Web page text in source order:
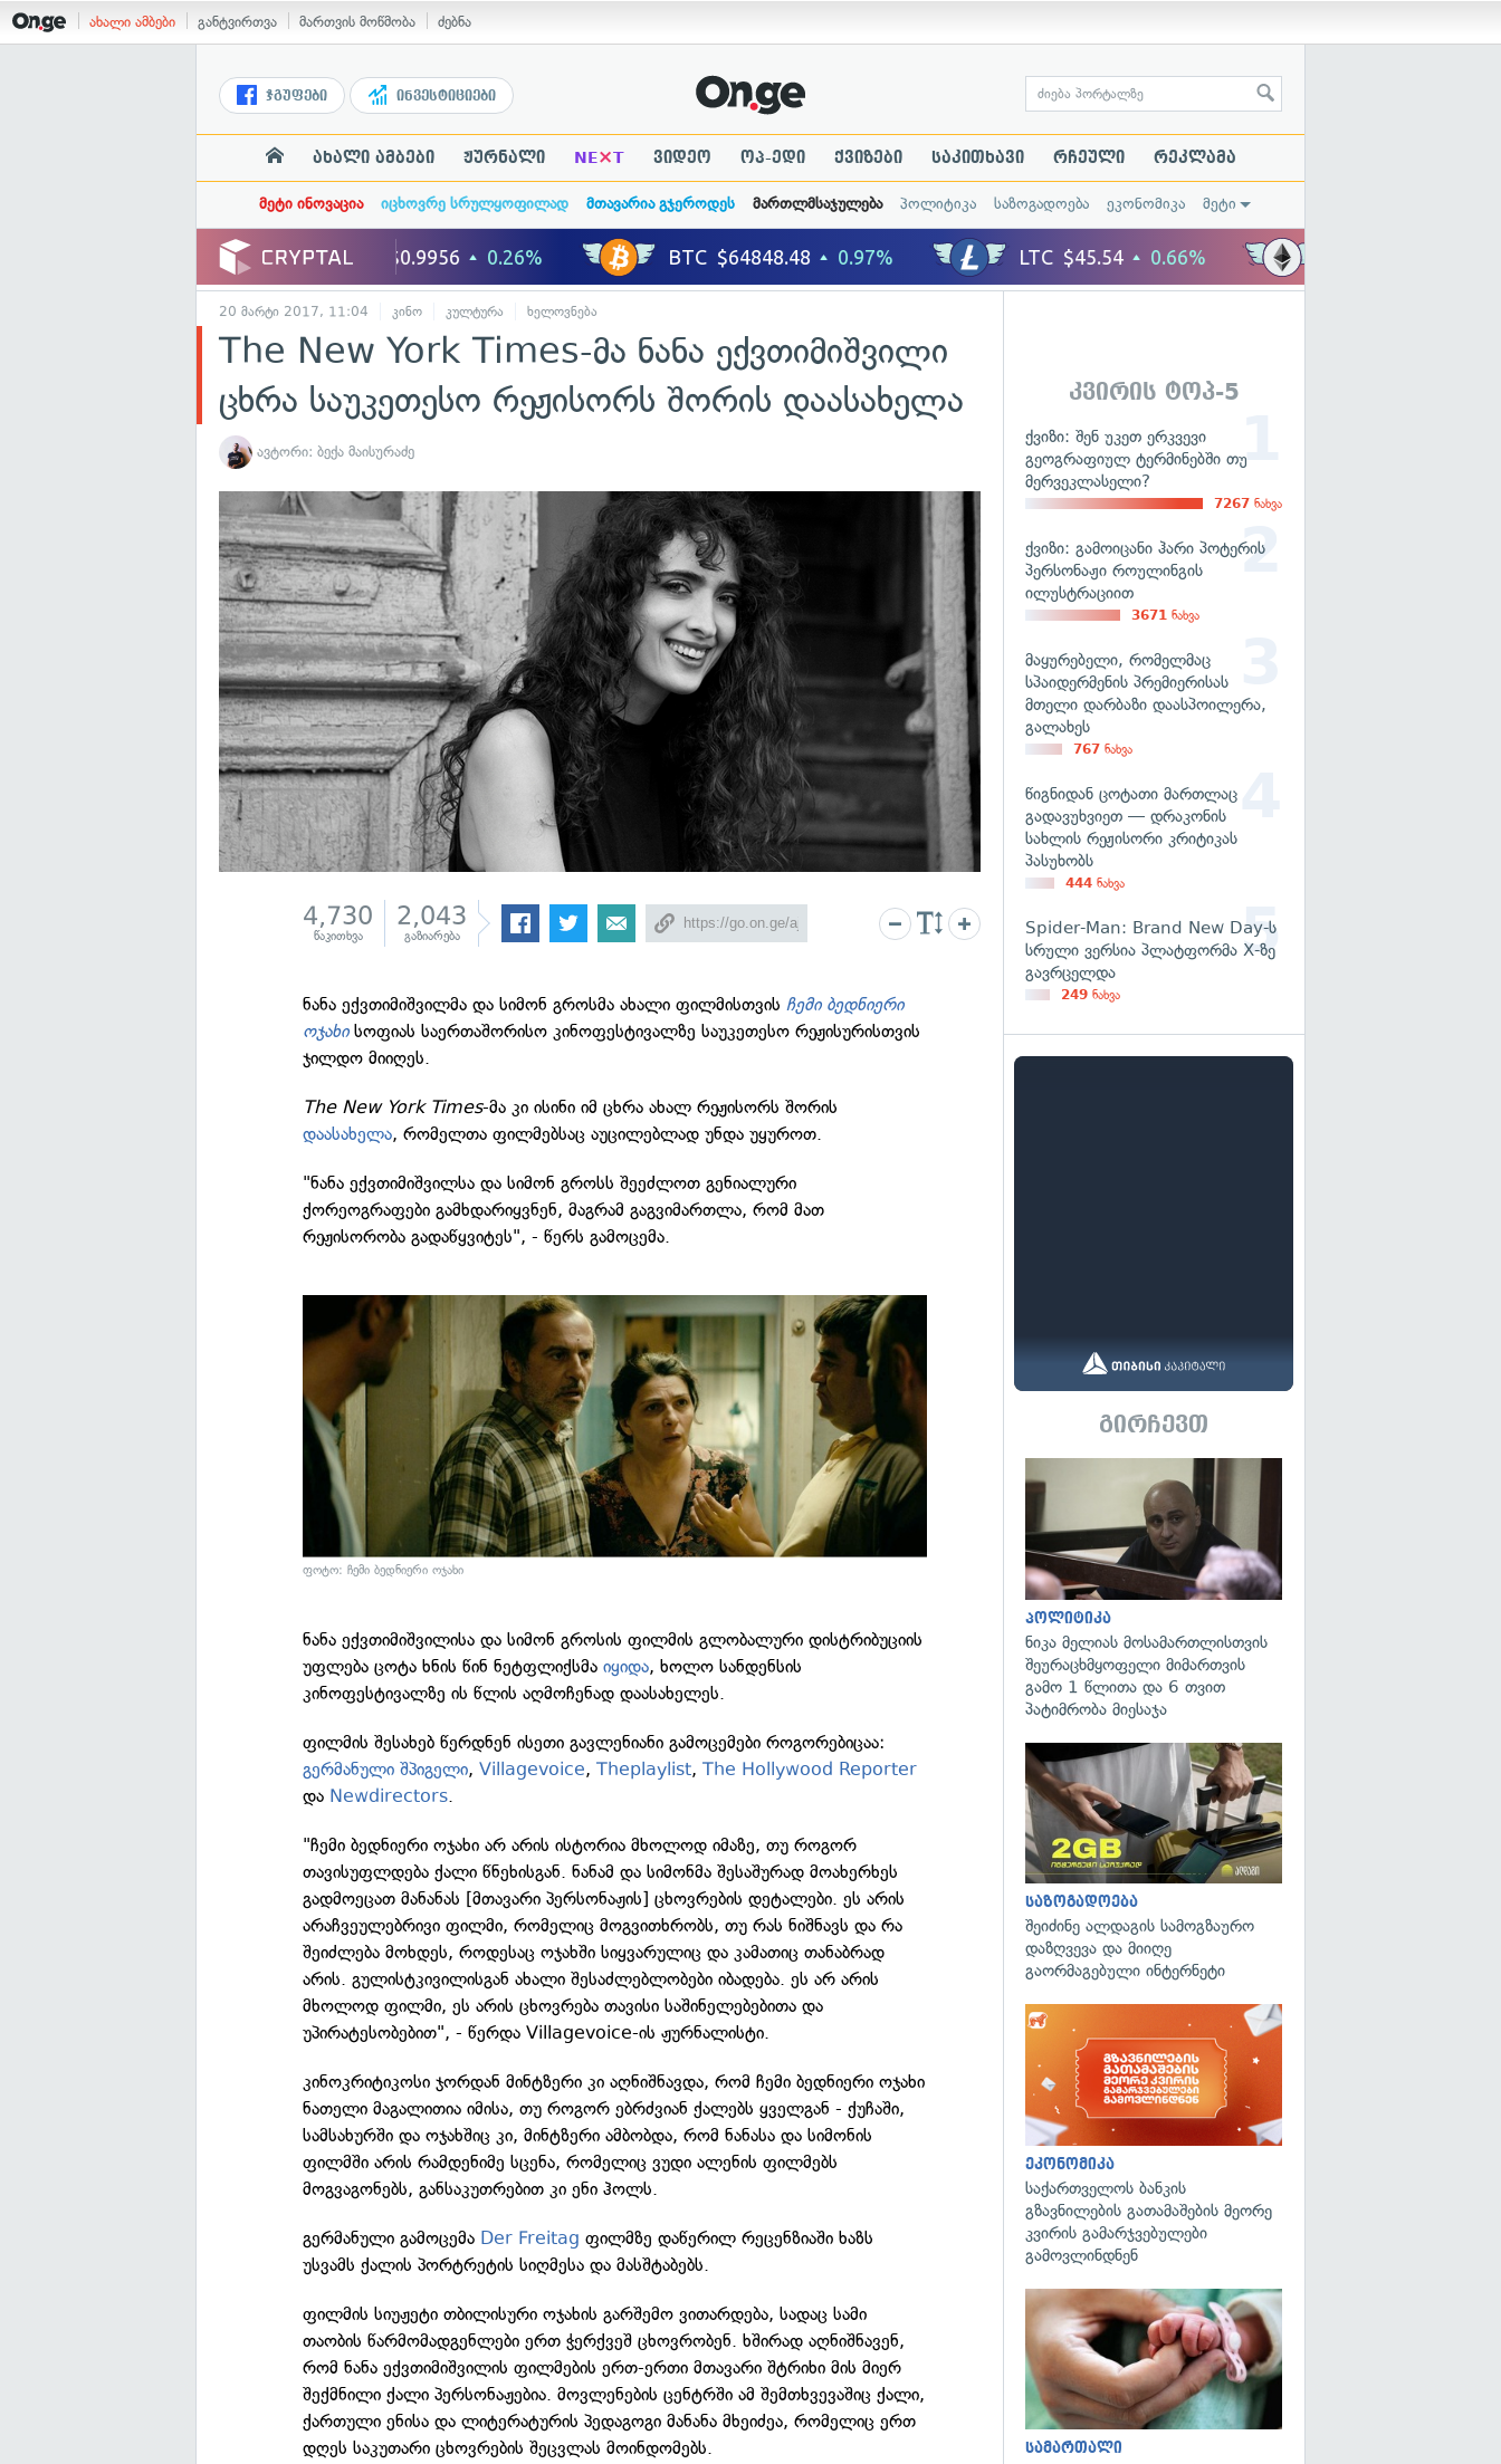
ახალი ამბები განტვირთვა მართვის მოწმობა ძებნა
ჯგუფები ინვესტიციები
ახალი ამბები ჟურნალი NE×T ვიდეო ოპ-ედი ქვიზები საკითხავი რჩეული რეკლამა
მეტი ინოვაცია იცხოვრე სრულყოფილად მთავარია გჯეროდეს მართლმსაჯულება პოლიტიკა საზოგადოება ეკონომიკა მეტი
20 მარტი 2017, 11:04 კინო კულტურა ხელოვნება
The New York Times-მა ნანა ექვთიმიშვილი
ცხრა საუკეთესო რეჟისორს შორის დაასახელა
ავტორი: ბექა მაისურაძე
4,730
წაკითხვა
2,043
გაზიარება
ნანა ექვთიმიშვილმა და სიმონ გროსმა ახალი ფილმისთვისჩემი ბედნიერი
ოჯახი სოფიას საერთაშორისო კინოფესტივალზე საუკეთესო რეჟისურისთვის
ჯილდო მიიღეს.
The New York Times-მა კი ისინი იმ ცხრა ახალ რეჟისორს შორის
დაასახელა, რომელთა ფილმებსაც აუცილებლად უნდა უყუროთ.
"ნანა ექვთიმიშვილსა და სიმონ გროსს შეეძლოთ გენიალური
ქორეოგრაფები გამხდარიყვნენ, მაგრამ გაგვიმართლა, რომ მათ
რეჟისორობა გადაწყვიტეს", - წერს გამოცემა.
ფოტო: ჩემი ბედნიერი ოჯახი
ნანა ექვთიმიშვილისა და სიმონ გროსის ფილმის გლობალური დისტრიბუციის
უფლება ცოტა ხნის წინ ნეტფლიქსმაიყიდა, ხოლო სანდენსის
კინოფესტივალზე ის წლის აღმოჩენად დაასახელეს.
ფილმის შესახებ წერდნენ ისეთი გავლენიანი გამოცემები როგორებიცაა:
გერმანული შპიგელი,Villagevoice,Theplaylist,The Hollywood Reporter
და Newdirectors.
"ჩემი ბედნიერი ოჯახი არ არის ისტორია მხოლოდ იმაზე, თუ როგორ
თავისუფლდება ქალი წნეხისგან. ნანამ და სიმონმა შესაშურად მოახერხეს
გადმოეცათ მანანას [მთავარი პერსონაჟის] ცხოვრების დეტალები. ეს არის
არაჩვეულებრივი ფილმი, რომელიც მოგვითხრობს, თუ რას ნიშნავს და რა
შეიძლება მოხდეს, როდესაც ოჯახში სიყვარულიც და კამათიც თანაბრად
არის. გულისტკივილისგან ახალი შესაძლებლობები იბადება. ეს არ არის
მხოლოდ ფილმი, ეს არის ცხოვრება თავისი საშინელებებითა და
უპირატესობებით", - წერდა Villagevoice-ის ჟურნალისტი.
კინოკრიტიკოსი ჯორდან მინტზერი კი აღნიშნავდა, რომ ჩემი ბედნიერი ოჯახი
ნათელი მაგალითია იმისა, თუ როგორ ებრძვიან ქალებს ყველგან - ქუჩაში,
სამსახურში და ოჯახშიც კი, მინტზერი ამბობდა, რომ ნანასა და სიმონის
ფილმში არის რამდენიმე სცენა, რომელიც ვუდი ალენის ფილმებს
მოგვაგონებს, განსაკუთრებით კი ენი ჰოლს.
გერმანული გამოცემა Der Freitag ფილმზე დაწერილ რეცენზიაში ხაზს
უსვამს ქალის პორტრეტის სიღმესა და მასშტაბებს.
ფილმის სიუჟეტი თბილისური ოჯახის გარშემო ვითარდება, სადაც სამი
თაობის წარმომადგენლები ერთ ჭერქვეშ ცხოვრობენ. ხშირად აღნიშნავენ,
რომ ნანა ექვთიმიშვილის ფილმების ერთ-ერთი მთავარი შტრიხი მის მიერ
შექმნილი ქალი პერსონაჟებია. მოვლენების ცენტრში ამ შემთხვევაშიც ქალი,
ქართული ენისა და ლიტერატურის პედაგოგი მანანა მხეიძეა, რომელიც ერთ
დღეს საკუთარი ცხოვრების შეცვლას მოინდომებს.
კვირის ტოპ-5
ქვიზი: შენ უკეთ ერკვევი
გეოგრაფიულ ტერმინებში თუ
მერვეკლასელი?
7267 ნახვა
ქვიზი: გამოიცანი ჰარი პოტერის
პერსონაჟი როულინგის
ილუსტრაციით
3671 ნახვა
მაყურებელი, რომელმაც
სპაიდერმენის პრემიერისას
მთელი დარბაზი დაასპოილერა,
გალახეს
767 ნახვა
წიგნიდან ცოტათი მართლაც
გადავუხვიეთ — დრაკონის
სახლის რეჟისორი კრიტიკას
პასუხობს
444 ნახვა
Spider-Man: Brand New Day-ს
სრული ვერსია პლატფორმა X-ზე
გავრცელდა
249 ნახვა
გირჩევთ
პოლიტიკა
ნიკა მელიას მოსამართლისთვის
შეურაცხმყოფელი მიმართვის
გამო 1 წლითა და 6 თვით
პატიმრობა მიესაჯა
საზოგადოება
შეიძინე ალდაგის სამოგზაურო
დაზღვევა და მიიღე
გაორმაგებული ინტერნეტი
ეკონომიკა
საქართველოს ბანკის
გზავნილების გათამაშების მეორე
კვირის გამარჯვებულები
გამოვლინდნენ
სამართალი